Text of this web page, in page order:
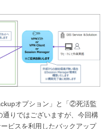
オプション」と「②死活監
りではございますが、今回構
ビスを利用したバックアップ